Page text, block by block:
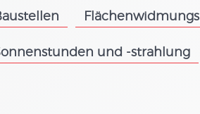
. und -strahlung